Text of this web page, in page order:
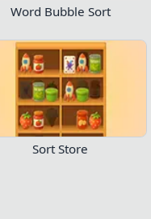
Word Bubble Sort
Sort Store